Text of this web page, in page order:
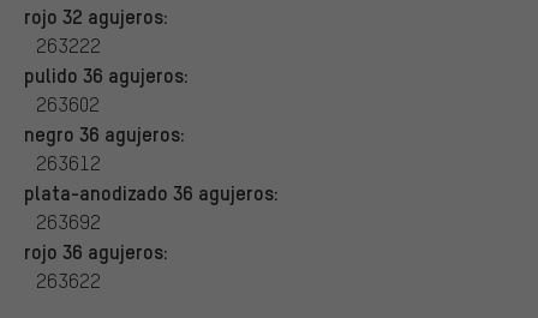
rojo 32 agujeros:
263222
pulido 36 agujeros:
263602
negro 36 agujeros:
263612
plata-anodizado 36 agujeros:
263692
rojo 36 agujeros:
263622